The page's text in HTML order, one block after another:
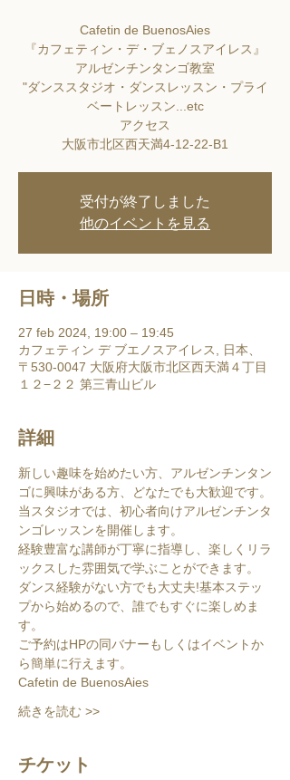
Cafetin de BuenosAies
『カフェティン・デ・ブェノスアイレス』
アルゼンチンタンゴ教室
"ダンススタジオ・ダンスレッスン・プライ
ベートレッスン...etc
アクセス
大阪市北区西天満4-12-22-B1
受付が終了しました
他のイベントを見る
日時・場所
27 feb 2024, 19:00 – 19:45
カフェティン デ ブエノスアイレス, 日本、
〒530-0047 大阪府大阪市北区西天満４丁目
１２−２２ 第三青山ビル
詳細
新しい趣味を始めたい方、アルゼンチンタン
ゴに興味がある方、どなたでも大歓迎です。
当スタジオでは、初心者向けアルゼンチンタ
ンゴレッスンを開催します。
経験豊富な講師が丁寧に指導し、楽しくリラ
ックスした雰囲気で学ぶことができます。
ダンス経験がない方でも大丈夫!基本ステッ
プから始めるので、誰でもすぐに楽しめま
す。
ご予約はHPの同バナーもしくはイベントか
ら簡単に行えます。
Cafetin de BuenosAies
続きを読む >>
チケット